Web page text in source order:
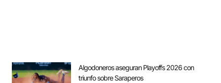
Algodoneros aseguran Playoffs 2026 con
triunfo sobre Saraperos